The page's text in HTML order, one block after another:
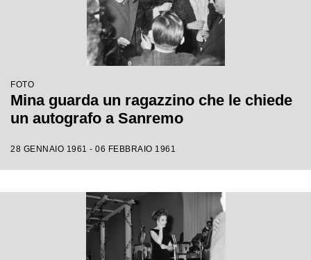
FOTO
Mina guarda un ragazzino che le chiede
un autografo a Sanremo
28 GENNAIO 1961 - 06 FEBBRAIO 1961